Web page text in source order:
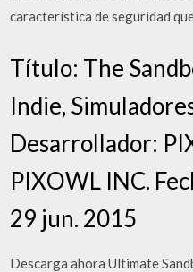
característica de seguridad
Título: The
Indie,
Desarrollador:
PIXOWL INC.
29 jun. 2015
Descarga ahora Ultimate